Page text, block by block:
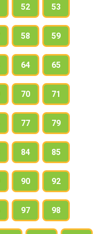
52 53
58 59
64 65
70 71
77 79
84 85
90 92
97 98